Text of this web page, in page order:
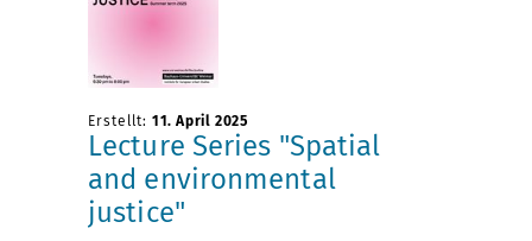
Erstellt: 11. April 2025
Lecture Series "Spatial
and environmental
justice"